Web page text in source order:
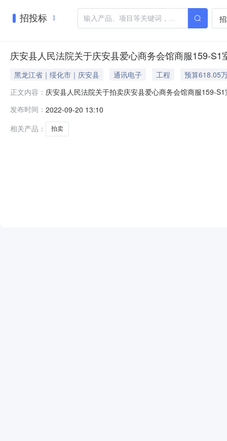
招投标 1
庆安县人民法院关于庆安县爱心商务会馆商服159-
黑龙江省｜绥化市｜庆安县 通讯电子 工程
预算618.05
正文内容： 庆安县人民法院关于拍卖庆安县爱心商务会馆商服159-
室2298.1平方米起拍价：6180510.14元，保证金：
发布时间： 2022-09-20 13:10
相关产品：
拍卖